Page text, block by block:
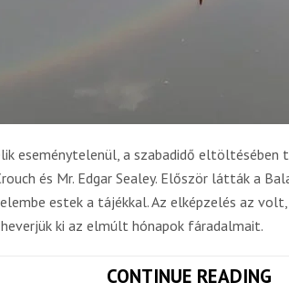
eseménytelenül, a szabadidő
és Mr. Edgar Sealey. Először látták a
estek a tájékkal. Az elképzelés az
ki az elmúlt hónapok fáradalmait.
CONTINUE READING